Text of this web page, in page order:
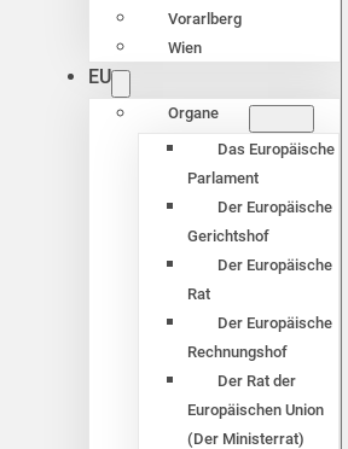
Vorarlberg
Wien
EU
Organe
Das Europäische
Parlament
Der Europäische
Gerichtshof
Der Europäische
Rat
Der Europäische
Rechnungshof
Der Rat der
Europäischen Union
(Der Ministerrat)